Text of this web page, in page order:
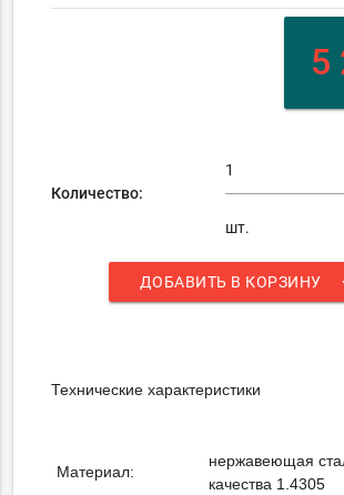
5
Количество:
шт.
ДОБАВИТЬ В КОРЗИНУ
Технические характеристики
Материал:
нержавеющая
качества 1.4305